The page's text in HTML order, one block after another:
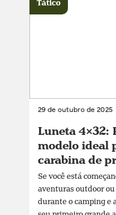
29 de outubro de 2025
Luneta 4×32:
modelo ideal
carabina de
Se você está
aventuras outdoor
durante o camping e
Tático